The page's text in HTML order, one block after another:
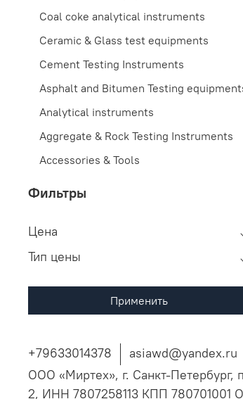
Coal coke analytical instruments
Ceramic & Glass test equipments
Cement Testing Instruments
Asphalt and Bitumen Testing
Analytical instruments
Aggregate & Rock Testing Instruments
Accessories & Tools
Фильтры
Цена
Тип цены
Применить
+79633014378
asiawd@yandex.ru
ООО «Миртех», г. Санкт-Петербург,
2, ИНН 7807258113 КПП 780701001